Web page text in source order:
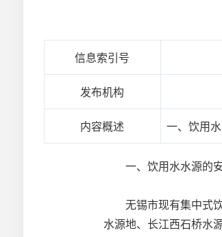
信息索引号
发布机构
内容概述 一、饮用
一、饮用水水源的
无锡市现有集中式饮
水源地、长江西石桥水